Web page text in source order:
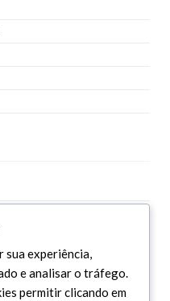
sua experiência,
e analisar o tráfego.
permitir clicando em